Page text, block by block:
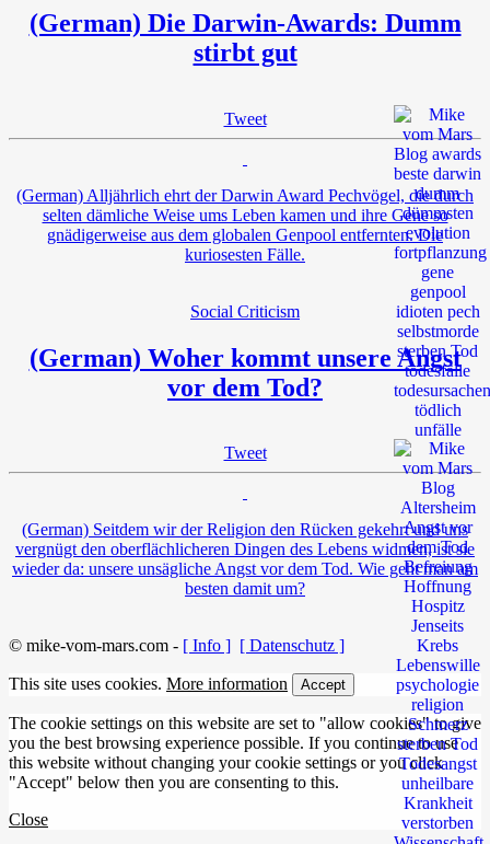
(German) Die Darwin-Awards: Dumm
stirbt gut
Tweet
(German) Alljährlich ehrt der Darwin Award Pechvögel, die durch
selten dämliche Weise ums Leben kamen und ihre Gene so
gnädigerweise aus dem globalen Genpool entfernten. Die
kuriosesten Fälle.
Social Criticism
(German) Woher kommt unsere Angst
vor dem Tod?
Tweet
(German) Seitdem wir der Religion den Rücken gekehrt und uns
vergnügt den oberflächlicheren Dingen des Lebens widmen, ist sie
wieder da: unsere unsägliche Angst vor dem Tod. Wie geht man am
besten damit um?
© mike-vom-mars.com - [ Info ] [ Datenschutz ]
This site uses cookies. More information Accept
The cookie settings on this website are set to "allow cookies" to give
you the best browsing experience possible. If you continue to use
this website without changing your cookie settings or you click
"Accept" below then you are consenting to this.
Close